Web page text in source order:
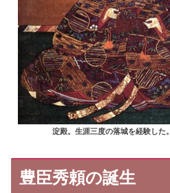
淀殿。生涯三度の落城を経験した。
豊臣秀頼の誕生